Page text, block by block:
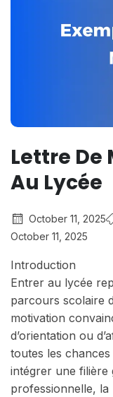
Lettre De
Au Lycée
October 11, 2025
October 11, 2025
Introduction
Entrer au lycée
parcours scolaire
motivation
d’orientation ou
toutes les
intégrer une filière
professionnelle, la